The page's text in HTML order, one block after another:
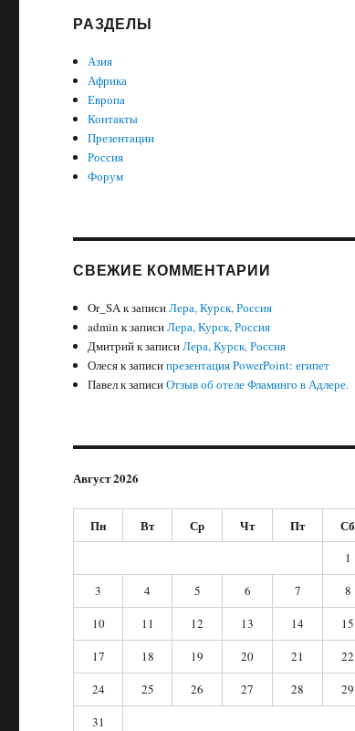
РАЗДЕЛЫ
Азия
Африка
Европа
Контакты
Презентации
Россия
Форум
СВЕЖИЕ КОММЕНТАРИИ
Or_SAк записиЛера, Курск, Россия
admin к записиЛера, Курск, Россия
Дмитрийк записиЛера, Курск, Россия
Олесяк записипрезентация PowerPoint: египет
Павелк записиОтзыв об отеле Фламинго в Адлере.
Август 2026
Пн Вт Ср Чт Пт Сб
1
3
4 5 6 7 8
10
11 12 13 14 15
17
18 19 20 21 22
24
25 26 27 28 29
31